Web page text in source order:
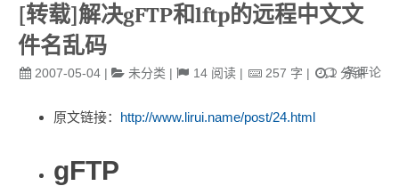
[转载]解决gFTP和lftp的远程中文文
件名乱码
2007-05-04 | 未分类 | 14阅读| 257 字 | 1分钟
条评论
原文链接： http://www.lirui.name/post/24.html
gFTP